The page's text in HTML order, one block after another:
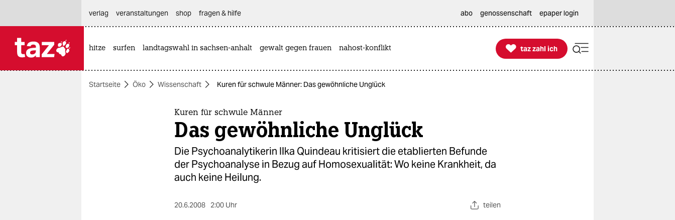
themen
verlag
veranstaltungen shop fragen & hilfe abo genossenschaft epaper login
hitze surfen landtagswahl in sachsen-anhalt gewalt gegen frauen nahost-konflikt 
taz zahl ich
taz zahl ich
Startseite Öko Wissenschaft Kuren für schwule Männer: Das gewöhnliche Unglück
Kuren für schwule Männer
Das gewöhnliche Unglück
Die Psychoanalytikerin Ilka Quindeau kritisiert die etablierten Befunde
der Psychoanalyse in Bezug auf Homosexualität: Wo keine Krankheit, da
auch keine Heilung.
20.6.2008 2:00 Uhr teilen